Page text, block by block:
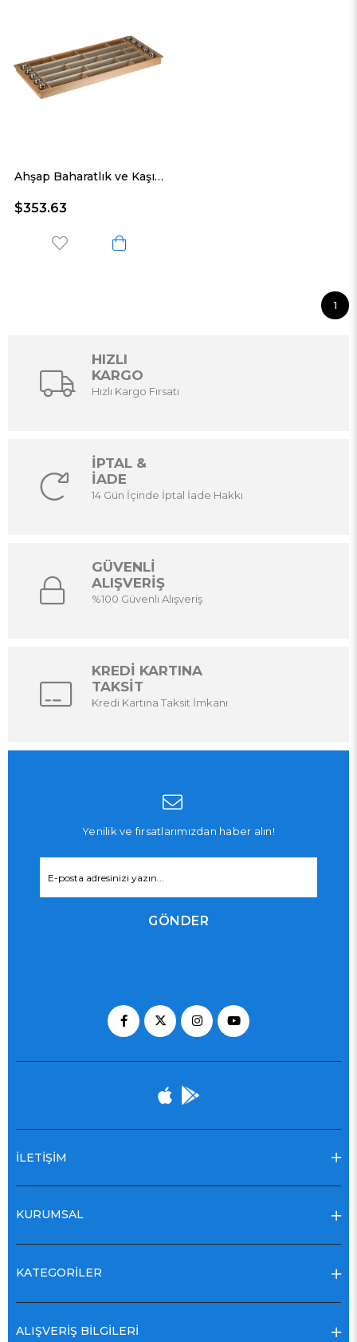
Ahşap Baharatlık ve Kaşıklık Ünitesi 120 cm. Modül
$353.63
1
HIZLI
KARGO
Hızlı Kargo Fırsatı
İPTAL &
İADE
14 Gün İçinde İptal İade Hakkı
GÜVENLİ
ALIŞVERİŞ
%100 Güvenli Alışveriş
KREDİ KARTINA
TAKSİT
Kredi Kartına Taksit İmkanı
Yenilik ve fırsatlarımızdan haber alın!
GÖNDER
İLETİŞİM
KURUMSAL
KATEGORİLER
ALIŞVERİŞ BİLGİLERİ